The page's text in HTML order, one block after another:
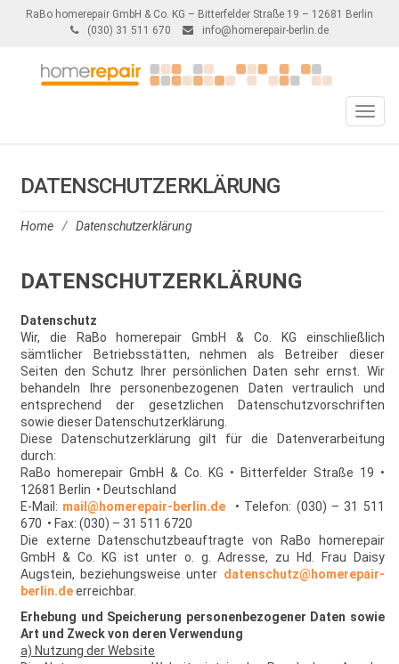
RaBo homerepair GmbH & Co. KG – Bitterfelder Straße 19 – 12681 Berlin
(030) 31 511 670
info@homerepair-berlin.de
Toggle
DATENSCHUTZERKLÄRUNG
Home / Datenschutzerklärung
DATENSCHUTZERKLÄRUNG
Datenschutz
Wir, die RaBo homerepair GmbH & Co. KG einschließlich
sämtlicher Betriebsstätten, nehmen als Betreiber dieser
Seiten den Schutz Ihrer persönlichen Daten sehr ernst. Wir
behandeln Ihre personenbezogenen Daten vertraulich und
entsprechend der gesetzlichen Datenschutzvorschriften
sowie dieser Datenschutzerklärung.
Diese Datenschutzerklärung gilt für die Datenverarbeitung
durch:
RaBo homerepair GmbH & Co. KG • Bitterfelder Straße 19 •
12681 Berlin • Deutschland
E-Mail: mail@homerepair-berlin.de • Telefon: (030) – 31 511
670 • Fax: (030) – 31 511 6720
Die externe Datenschutzbeauftragte von RaBo homerepair
GmbH & Co. KG ist unter o. g. Adresse, zu Hd. Frau Daisy
Augstein, beziehungsweise unter datenschutz@homerepair-
berlin.deerreichbar.
Erhebung und Speicherung personenbezogener Daten sowie
Art und Zweck von deren Verwendung
a) Nutzung der Website